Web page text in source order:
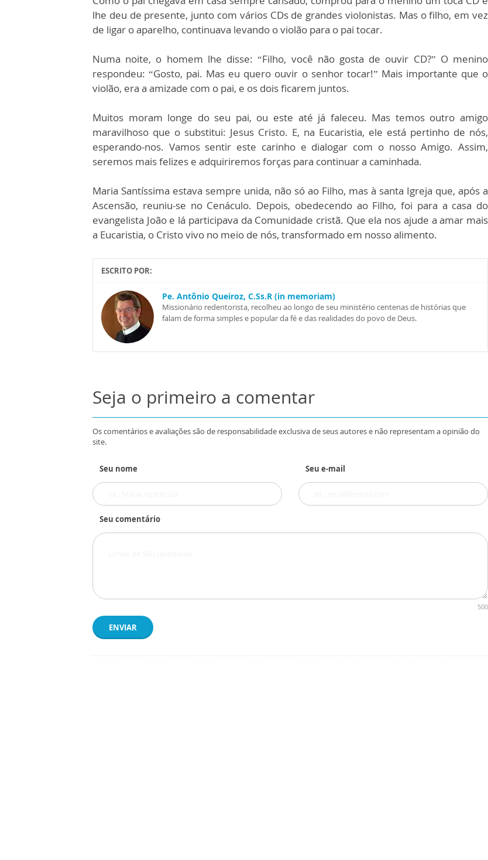
lhe deu de presente, junto com vários CDs de grandes violonistas. Mas o filho, em vez
de ligar o aparelho, continuava levando o violão para o pai tocar.
Numa noite, o homem lhe disse: “Filho, você não gosta de ouvir CD?” O menino
respondeu: “Gosto, pai. Mas eu quero ouvir o senhor tocar!” Mais importante que o
violão, era a amizade com o pai, e os dois ficarem juntos.
Muitos moram longe do seu pai, ou este até já faleceu. Mas temos outro amigo
maravilhoso que o substitui: Jesus Cristo. E, na Eucaristia, ele está pertinho de nós,
esperando-nos. Vamos sentir este carinho e dialogar com o nosso Amigo. Assim,
seremos mais felizes e adquiriremos forças para continuar a caminhada.
Maria Santíssima estava sempre unida, não só ao Filho, mas à santa Igreja que, após a
Ascensão, reuniu-se no Cenáculo. Depois, obedecendo ao Filho, foi para a casa do
evangelista João e lá participava da Comunidade cristã. Que ela nos ajude a amar mais
a Eucaristia, o Cristo vivo no meio de nós, transformado em nosso alimento.
ESCRITO POR:
Pe. Antônio Queiroz, C.Ss.R (in memoriam)
Missionário redentorista, recolheu ao longo de seu ministério centenas de histórias que
falam de forma simples e popular da fé e das realidades do povo de Deus.
Seja o primeiro a comentar
Os comentários e avaliações são de responsabilidade exclusiva de seus autores e não representam a opinião do
site.
Seu nome Seu e-mail
Seu comentário
500
ENVIAR